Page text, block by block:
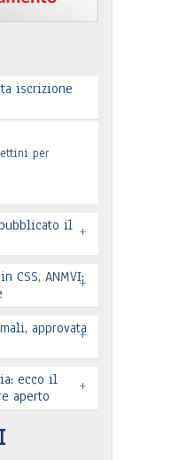
iscrizione
per
il +
CSS, ANMVI:+
approvata
+
ecco il
aperto
+